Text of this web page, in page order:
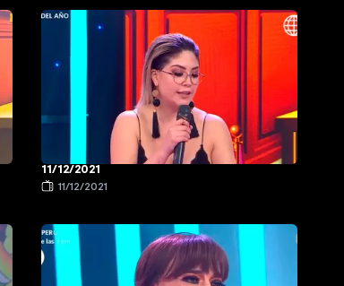
11/12/2021
11/12/2021